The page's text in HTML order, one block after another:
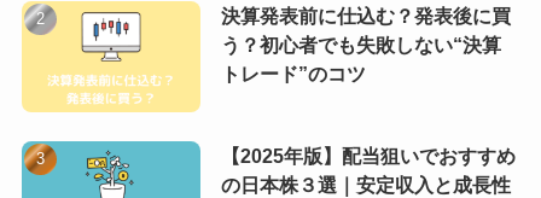
決算発表前に仕込む？発表後に買
う？初心者でも失敗しない“決算
トレード”のコツ
【2025年版】配当狙いでおすすめ
の日本株３選｜安定収入と成長性